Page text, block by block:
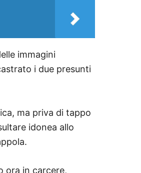
immagini
i due presunti
ma priva di tappo
idonea allo
ora in carcere,